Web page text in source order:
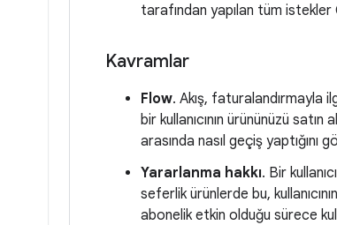
tarafından yapılan tüm
Kavramlar
Flow. Akış, faturalandırmayla
bir kullanıcının ürününüzü
arasında nasıl geçiş yaptığını
Yararlanma hakkı. Bir
seferlik ürünlerde bu,
abonelik etkin olduğu sürece